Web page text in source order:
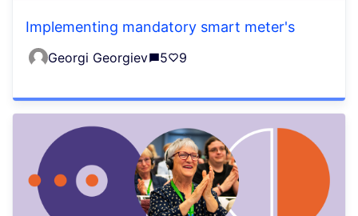
Implementing mandatory smart meter's
Georgi Georgiev 5 9